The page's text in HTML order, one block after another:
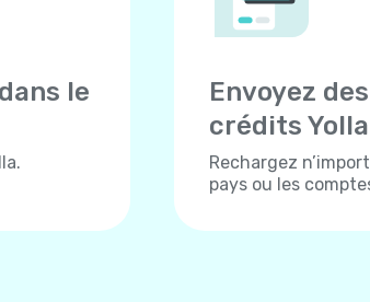
le
Envoyez
crédits Yolla
Rechargez
pays ou les